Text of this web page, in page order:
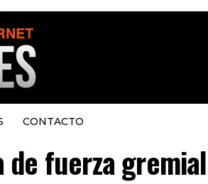
CONTACTO
de fuerza